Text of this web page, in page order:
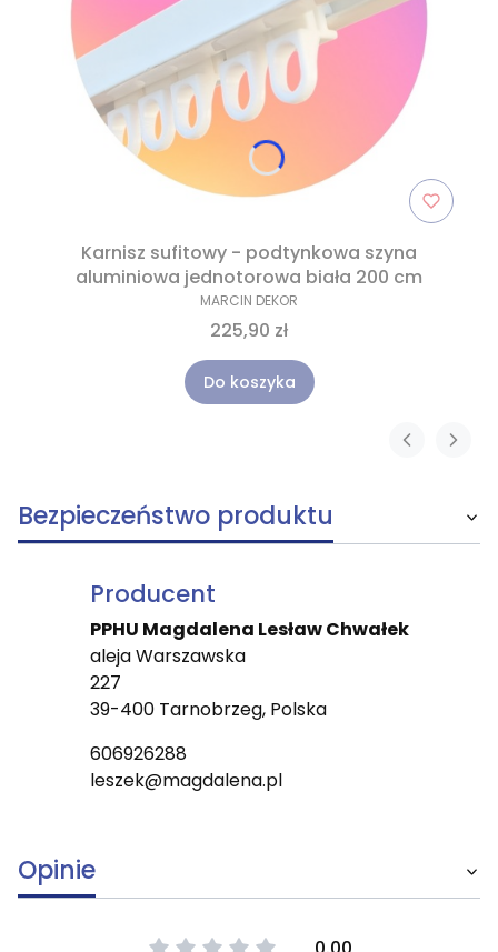
Karnisz sufitowy - podtynkowa szyna
aluminiowa jednotorowa biała 200 cm
MARCIN DEKOR
225,90 zł
Do koszyka
Bezpieczeństwo produktu
Producent
PPHU Magdalena Lesław Chwałek
aleja Warszawska
227
39-400 Tarnobrzeg, Polska
606926288
leszek@magdalena.pl
Opinie